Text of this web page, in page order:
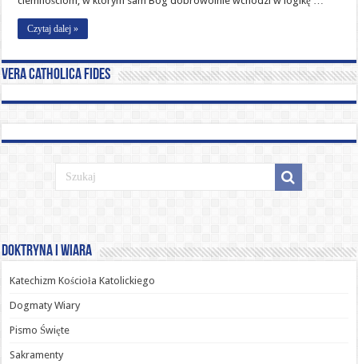
Czytaj dalej »
Vera catholica fides
Doktryna i Wiara
Katechizm Kościoła Katolickiego
Dogmaty Wiary
Pismo Święte
Sakramenty